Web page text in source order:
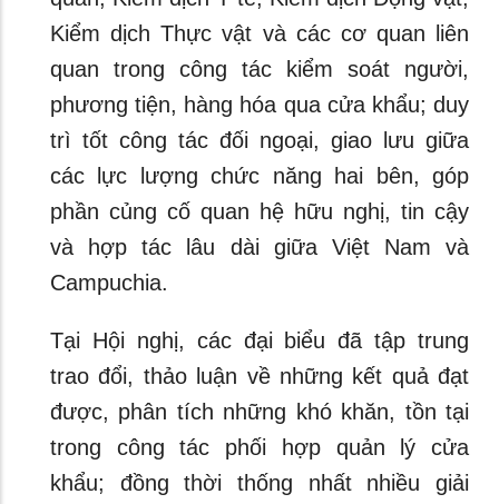
Kiểm dịch Thực vật và các cơ quan liên
quan trong công tác kiểm soát người,
phương tiện, hàng hóa qua cửa khẩu; duy
trì tốt công tác đối ngoại, giao lưu giữa
các lực lượng chức năng hai bên, góp
phần củng cố quan hệ hữu nghị, tin cậy
và hợp tác lâu dài giữa Việt Nam và
Campuchia.
Tại Hội nghị, các đại biểu đã tập trung
trao đổi, thảo luận về những kết quả đạt
được, phân tích những khó khăn, tồn tại
trong công tác phối hợp quản lý cửa
khẩu; đồng thời thống nhất nhiều giải